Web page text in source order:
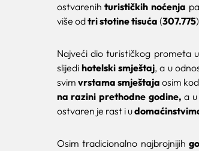
ostvarenihturističkih noćenja
više odtri stotine tisuća (307.775
Najveći dio turističkog prometa u
slijedi hotelski smještaj, a u
svim vrstama smještaja osim kod
na razini prethodne godine,a
ostvaren je rast i u
Osim tradicionalno najbrojnijih